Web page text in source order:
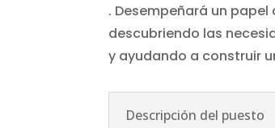
. Desempeñará un
descubriendo las
y ayudando a construir
Descripción del puesto